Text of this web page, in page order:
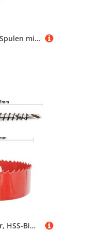
Ugreat - Lötdraht, 9 Spulen mit 0,8 mm Zinn-Lötdraht – intelligentes Design
Lochsäge und Bohrer, HSS-Bimetall-Lochsäge mit Schaft für Holz und Metall – 100 mm